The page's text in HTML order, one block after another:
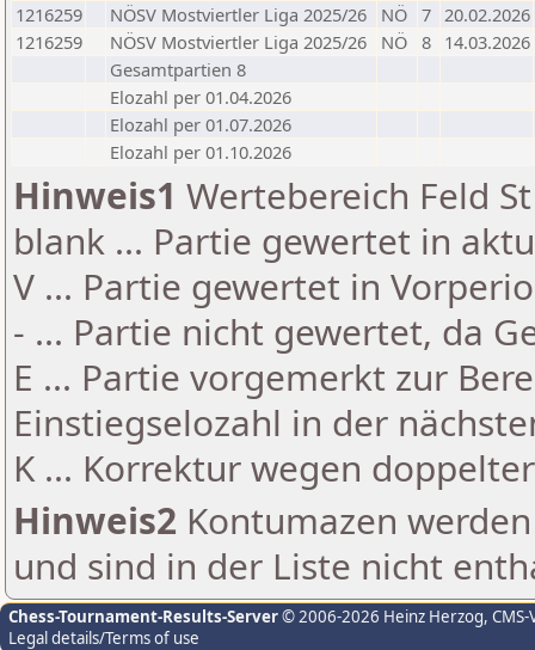
1216259
NÖSV Mostviertler Liga 2025/26 NÖ 7 20.02.2026
1216259
NÖSV Mostviertler Liga 2025/26 NÖ 8 14.03.2026
Gesamtpartien 8
Elozahl per 01.04.2026
Elozahl per 01.07.2026
Elozahl per 01.10.2026
Hinweis1 Wertebereich Feld
blank ... Partie gewertet in
V ... Partie gewertet in
- ... Partie nicht gewertet, da
E ... Partie vorgemerkt zur
Einstiegselozahl in der
K ... Korrektur wegen
Hinweis2 Kontumazen
und sind in der Liste nicht
Chess-Tournament-Results-Server© 2006-2026 Heinz Herzog,
Legal details/Terms of use